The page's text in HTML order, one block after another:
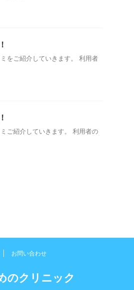
をご紹介していきます。 利用者
ご紹介していきます。 利用者の
お問い合わせ
のクリニック